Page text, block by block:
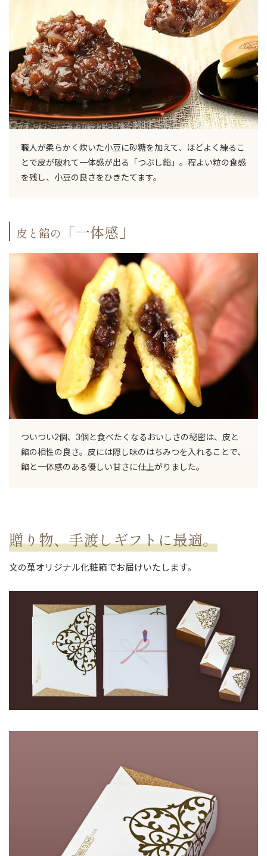
職人が柔らかく炊いた小豆に砂糖を加えて、ほどよく練るこ
とで皮が破れて一体感が出る「つぶし餡」。程よい粒の食感
を残し、小豆の良さをひきたてます。
皮と餡の 「一体感」
ついつい2個、3個と食べたくなるおいしさの秘密は、皮と
餡の相性の良さ。皮には隠し味のはちみつを入れることで、
餡と一体感のある優しい甘さに仕上がりました。
贈り物、手渡しギフトに最適。
文の菓オリジナル化粧箱でお届けいたします。
お買い物を続ける